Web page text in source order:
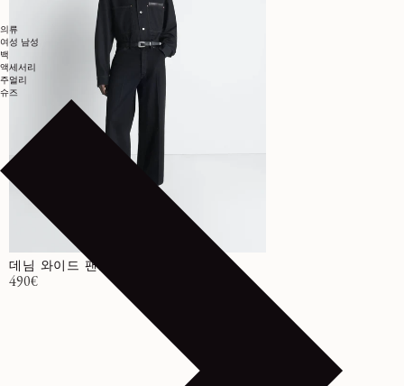
의류
여성 남성
백
액세서리
주얼리
슈즈
데님 와이드 팬츠
정가
490€